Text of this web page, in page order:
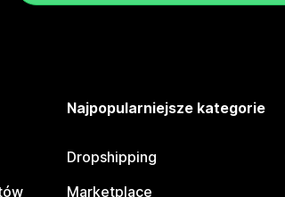
Najpopularniejsze kategorie
Dropshipping
Marketplace